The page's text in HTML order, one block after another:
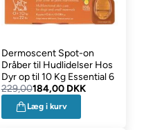
Dermoscent Spot-on
Dråber til Hudlidelser Hos
Dyr op til 10 Kg Essential 6
229,00184,00 DKK
Læg i kurv